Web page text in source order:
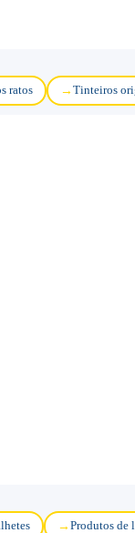
ratos Tinteiros
Produtos de